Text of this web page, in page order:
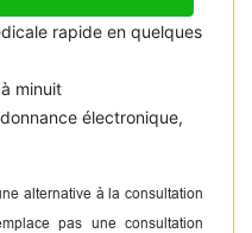
rapide en quelques
minuit
électronique,
alternative à la consultation
pas une consultation